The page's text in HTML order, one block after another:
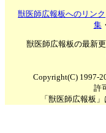
獣医師広報板へのリンク
集・
獣医師広報板の最新
Copyright(C) 1997-
許
「獣医師広報板